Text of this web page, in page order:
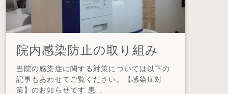
院内感染防止の取り組み
当院の感染症に関する対策については以下の
記事もあわせてご覧ください。【感染症対
策】のお知らせです 患…